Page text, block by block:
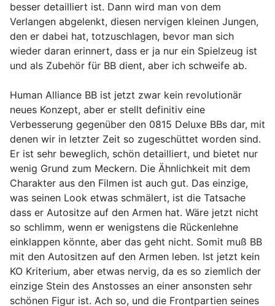
besser detailliert ist. Dann wird man von dem
Verlangen abgelenkt, diesen nervigen kleinen Jungen,
den er dabei hat, totzuschlagen, bevor man sich
wieder daran erinnert, dass er ja nur ein Spielzeug ist
und als Zubehör für BB dient, aber ich schweife ab.
Human Alliance BB ist jetzt zwar kein revolutionär
neues Konzept, aber er stellt definitiv eine
Verbesserung gegenüber den 0815 Deluxe BBs dar, mit
denen wir in letzter Zeit so zugeschüttet worden sind.
Er ist sehr beweglich, schön detailliert, und bietet nur
wenig Grund zum Meckern. Die Ähnlichkeit mit dem
Charakter aus den Filmen ist auch gut. Das einzige,
was seinen Look etwas schmälert, ist die Tatsache
dass er Autositze auf den Armen hat. Wäre jetzt nicht
so schlimm, wenn er wenigstens die Rückenlehne
einklappen könnte, aber das geht nicht. Somit muß BB
mit den Autositzen auf den Armen leben. Ist jetzt kein
KO Kriterium, aber etwas nervig, da es so ziemlich der
einzige Stein des Anstosses an einer ansonsten sehr
schönen Figur ist. Ach so, und die Frontpartien seines